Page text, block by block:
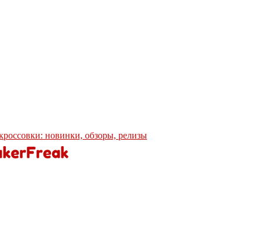
новинки, обзоры, релизы